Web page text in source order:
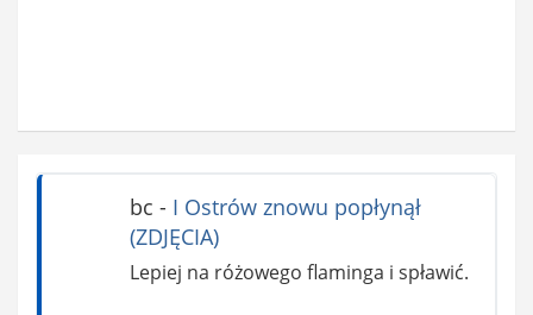
bc - I Ostrów znowu popłynął
(ZDJĘCIA)
Lepiej na różowego flaminga i spławić.